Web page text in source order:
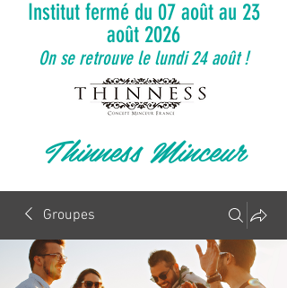
Institut fermé du 07 août au 23
août 2026
On se retrouve le lundi 24 août !
Thinness Minceur
Groupes